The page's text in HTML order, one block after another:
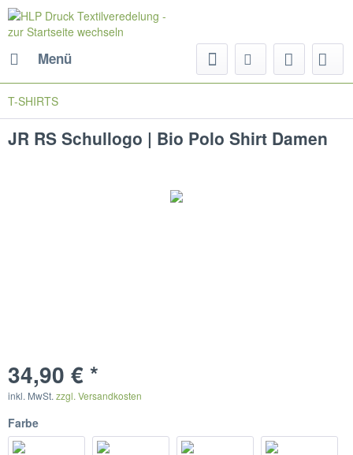
Menü
T-SHIRTS
JR RS Schullogo | Bio Polo Shirt Damen
34,90 € *
inkl. MwSt. zzgl. Versandkosten
Farbe